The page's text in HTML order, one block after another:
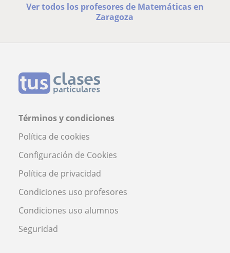
Ver todos los profesores de Matemáticas en
Zaragoza
Términos y condiciones
Política de cookies
Configuración de Cookies
Política de privacidad
Condiciones uso profesores
Condiciones uso alumnos
Seguridad